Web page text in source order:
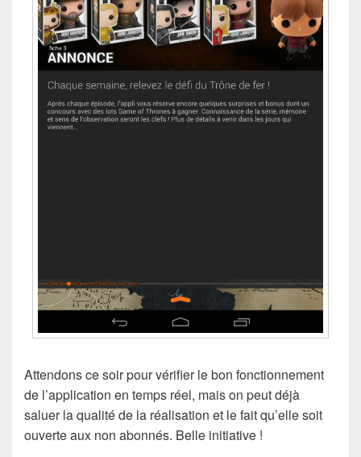
Attendons ce soir pour vérifier le bon fonctionnement
de l’application en temps réel, mais on peut déjà
saluer la qualité de la réalisation et le fait qu’elle soit
ouverte aux non abonnés. Belle initiative !